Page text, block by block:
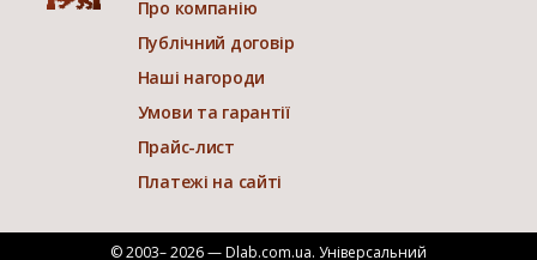
Про компанію
Публічний договір
Наші нагороди
Умови та гарантії
Прайс-лист
Платежі на сайті
© 2003– 2026 — Dlab.com.ua. Універсальний